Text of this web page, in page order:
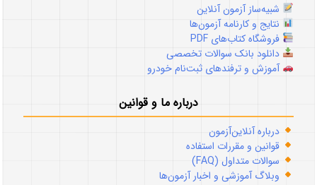
شبیه‌ساز آزمون آنلاین
نتایج و کارنامه آزمون‌ها
فروشگاه کتاب‌های PDF
دانلود بانک سوالات تخصصی
آموزش و ترفندهای ثبت‌نام خودرو
درباره ما و قوانین
درباره آنلاین‌آزمون
قوانین و مقررات استفاده
سوالات متداول (FAQ)
وبلاگ آموزشی و اخبار آزمون‌ها